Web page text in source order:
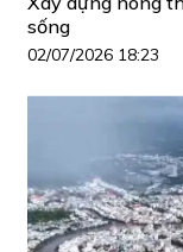
sống
02/07/2026 18:23